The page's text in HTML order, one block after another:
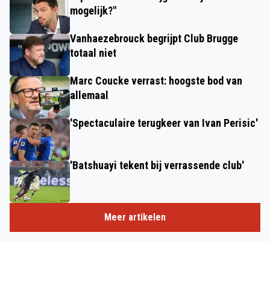
mogelijk?"
Vanhaezebrouck begrijpt Club Brugge
totaal niet
Marc Coucke verrast: hoogste bod van
allemaal
'Spectaculaire terugkeer van Ivan Perisic'
'Batshuayi tekent bij verrassende club'
Meer artikelen